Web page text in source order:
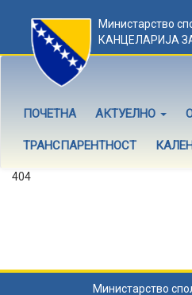
Министарство
КАНЦЕЛАРИЈА
ПОЧЕТНА АКТУЕЛНО
ТРАНСПАРЕНТНОСТ
404
Министарство